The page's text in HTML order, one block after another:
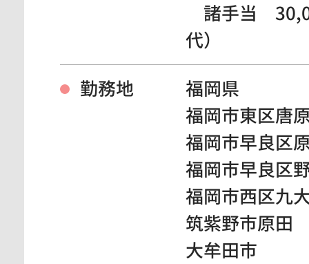
諸手当
代）
勤務地
福岡県
福岡市東区唐
福岡市早良区
福岡市早良区
福岡市西区九
筑紫野市原田
大牟田市